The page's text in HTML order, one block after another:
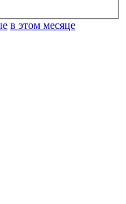
в этом месяце